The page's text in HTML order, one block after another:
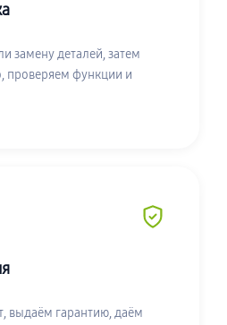
замену деталей, затем
проверяем функции и
выдаём гарантию, даём